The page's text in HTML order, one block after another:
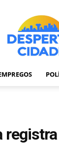
–
Bahia